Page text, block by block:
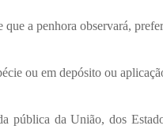
a penhora observará,
ou em depósito ou
pública da União, dos